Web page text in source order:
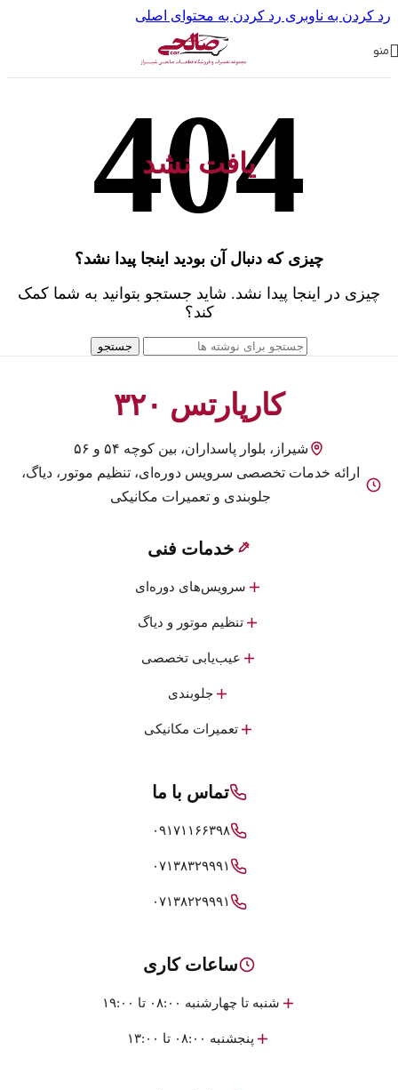
رد کردن به ناوبری رد کردن به محتوای اصلی
منو
یافت نشد
چیزی که دنبال آن بودید اینجا پیدا نشد؟
چیزی در اینجا پیدا نشد. شاید جستجو بتوانید به شما کمک
کند؟
جستجو
کارپارتس ۳۲۰
شیراز، بلوار پاسداران، بین کوچه ۵۴ و ۵۶
ارائه خدمات تخصصی سرویس دوره‌ای، تنظیم موتور، دیاگ،
جلوبندی و تعمیرات مکانیکی
خدمات فنی
سرویس‌های دوره‌ای
تنظیم موتور و دیاگ
عیب‌یابی تخصصی
جلوبندی
تعمیرات مکانیکی
تماس با ما
۰۹۱۷۱۱۶۶۳۹۸
۰۷۱۳۸۳۲۹۹۹۱
۰۷۱۳۸۲۲۹۹۹۱
ساعات کاری
شنبه تا چهارشنبه ۰۸:۰۰ تا ۱۹:۰۰
پنجشنبه ۰۸:۰۰ تا ۱۳:۰۰